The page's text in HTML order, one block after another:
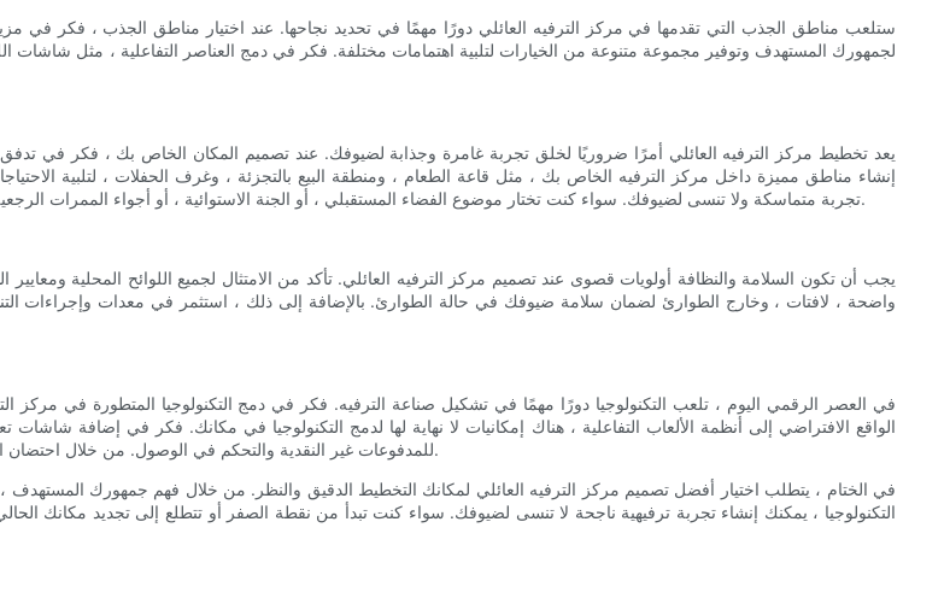
ستلعب مناطق الجذب التي تقدمها في مركز الترفيه العائلي دورًا مهمًا في تحديد نجاحها. عند اختيار مناطق الجذب ، فكر في
لجمهورك المستهدف وتوفير مجموعة متنوعة من الخيارات لتلبية اهتمامات مختلفة. فكر في دمج العناصر التفاعلية ، مثل شاشات
يعد تخطيط مركز الترفيه العائلي أمرًا ضروريًا لخلق تجربة غامرة وجذابة لضيوفك. عند تصميم المكان الخاص بك ، فكر في
إنشاء مناطق مميزة داخل مركز الترفيه الخاص بك ، مثل قاعة الطعام ، ومنطقة البيع بالتجزئة ، وغرف الحفلات ، لتلبية
تجربة متماسكة ولا تنسى لضيوفك. سواء كنت تختار موضوع الفضاء المستقبلي ، أو الجنة الاستوائية ، أو أجواء الممرات الرجعية ، تأكد من أن التصميم الخاص بك متسق ويعزز الأجواء الإجمالية لمركز الترفيه الخاص بك.
يجب أن تكون السلامة والنظافة أولويات قصوى عند تصميم مركز الترفيه العائلي. تأكد من الامتثال لجميع اللوائح المحلية
واضحة ، لافتات ، وخارج الطوارئ لضمان سلامة ضيوفك في حالة الطوارئ. بالإضافة إلى ذلك ، استثمر في معدات وإجراءات
في العصر الرقمي اليوم ، تلعب التكنولوجيا دورًا مهمًا في تشكيل صناعة الترفيه. فكر في دمج التكنولوجيا المتطورة في
الواقع الافتراضي إلى أنظمة الألعاب التفاعلية ، هناك إمكانيات لا نهاية لها لدمج التكنولوجيا في مكانك. فكر في إضافة
RFID للمدفوعات غير النقدية والتحكم في الوصول. من خلال احتضان التكنولوجيا ، يمكنك إنشاء تجربة سلسة وغامرة لضيوفك التي ستبقيهم يعودون للمزيد.
في الختام ، يتطلب اختيار أفضل تصميم مركز الترفيه العائلي لمكانك التخطيط الدقيق والنظر. من خلال فهم جمهورك المستهدف
التكنولوجيا ، يمكنك إنشاء تجربة ترفيهية ناجحة لا تنسى لضيوفك. سواء كنت تبدأ من نقطة الصفر أو تتطلع إلى تجديد مكانك